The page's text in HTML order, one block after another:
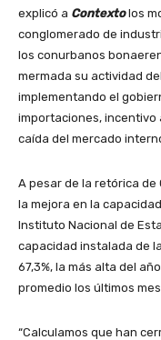
explicó a Contextolos
conglomerado de
los conurbanos
mermada su actividad
implementando el
importaciones, incentivo
caída del mercado
A pesar de la retórica de
la mejora en la
Instituto Nacional de
capacidad instalada de
67,3%, la más alta del
promedio los últimos
“Calculamos que han